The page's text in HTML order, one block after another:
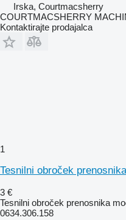
Irska, Courtmacsherry
COURTMACSHERRY
Kontaktirajte prodajalca
1
Tesnilni obroček
3 €
Tesnilni obroček prenosnika
0634.306.158